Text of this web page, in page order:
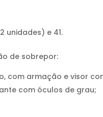
unidades) e 41.
de sobrepor:
com armação e visor
com óculos de grau;